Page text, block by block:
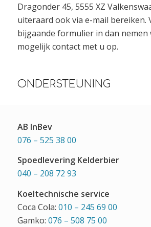
Dragonder 45, 5555 XZ
uiteraard ook via e-mail bereiken.
bijgaande formulier in dan nemen
mogelijk contact met u op.
ONDERSTEUNING
AB InBev
076 – 525 38 00
Spoedlevering Kelderbier
040 – 208 72 93
Koeltechnische service
Coca Cola: 010 – 245 69 00
Gamko: 076 – 508 75 00